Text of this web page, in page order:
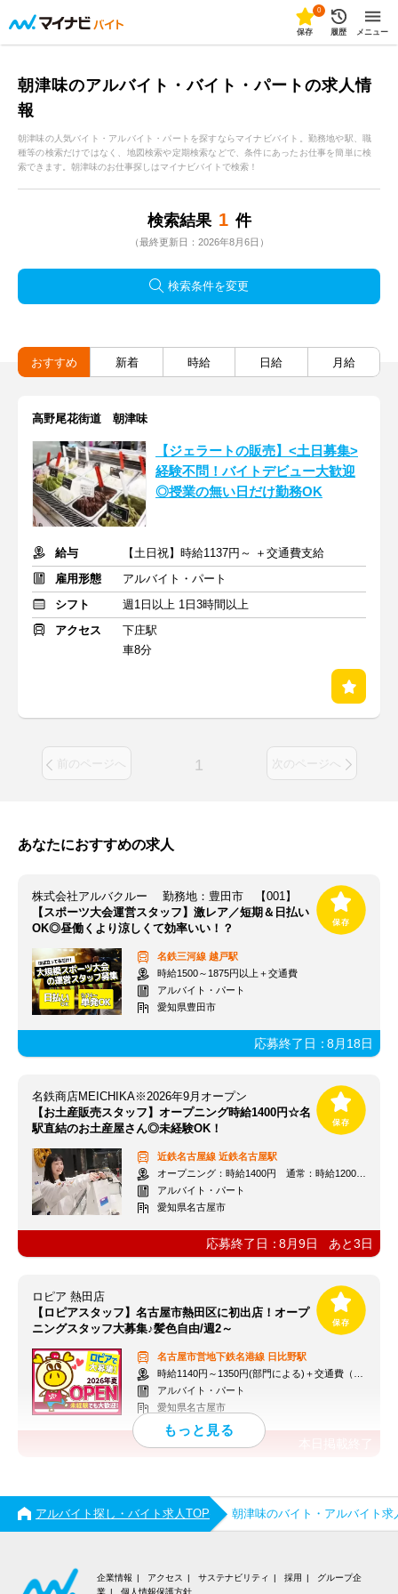
0
保存 履歴 メニュー
朝津味のアルバイト・バイト・パートの求人情
報
朝津味の人気バイト・アルバイト・パートを探すならマイナビバイト。勤務地や駅、職
種等の検索だけではなく、地図検索や定期検索などで、条件にあったお仕事を簡単に検
索できます。朝津味のお仕事探しはマイナビバイトで検索！
検索結果 1 件
（最終更新日：2026年8月6日）
検索条件を変更
おすすめ 新着 時給 日給 月給
高野尾花街道 朝津味
【ジェラートの販売】<土日募集>
経験不問！バイトデビュー大歓迎
◎授業の無い日だけ勤務OK
給与
【土日祝】時給1137円～ ＋交通費支給
雇用形態
アルバイト・パート
シフト
週1日以上 1日3時間以上
アクセス
下庄駅
車8分
前のページへ 1 次のページへ
あなたにおすすめの求人
株式会社アルバクルー 勤務地：豊田市 【001】
【スポーツ大会運営スタッフ】激レア／短期＆日払い
OK◎昼働くより涼しくて効率いい！？
名鉄三河線 越戸駅
時給1500～1875円以上＋交通費
アルバイト・パート
愛知県豊田市
応募終了日：8月18日
名鉄商店MEICHIKA※2026年9月オープン
【お土産販売スタッフ】オープニング時給1400円☆名
駅直結のお土産屋さん◎未経験OK！
近鉄名古屋線 近鉄名古屋駅
オープニング：時給1400円 通常：時給1200円～＋交通費全額支給
アルバイト・パート
愛知県名古屋市
応募終了日：8月9日 あと3日
ロピア 熱田店
【ロピアスタッフ】名古屋市熱田区に初出店！オープ
ニングスタッフ大募集♪髪色自由/週2～
名古屋市営地下鉄名港線 日比野駅
時給1140円～1350円(部門による)＋交通費（社内規定）
アルバイト・パート
愛知県名古屋市
アルバイト探し・バイト求人TOP 朝津味のバイト・アルバイト求
企業情報 アクセス サステナビリティ 採用
グループ企
業
個人情報保護方針